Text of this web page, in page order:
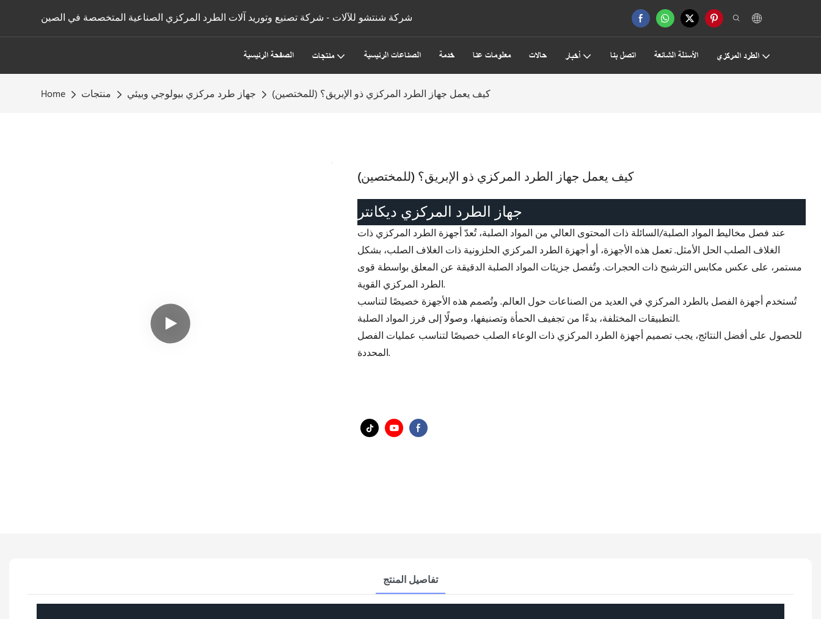
شركة شنتشو للآلات - شركة تصنيع وتوريد آلات الطرد المركزي الصناعية المتخصصة في الصين
الصفحة الرئيسية منتجات الصناعات الرئيسية خدمة معلومات عنا حالات أخبار اتصل بنا الأسئلة الشائعة الطرد المركزي
Home منتجات جهاز طرد مركزي بيولوجي وبيئي كيف يعمل جهاز الطرد المركزي ذو الإبريق؟ (للمختصين)
كيف يعمل جهاز الطرد المركزي ذو الإبريق؟ (للمختصين)
جهاز الطرد المركزي ديكانتر
عند فصل مخاليط المواد الصلبة/السائلة ذات المحتوى العالي من المواد الصلبة، تُعدّ أجهزة الطرد المركزي ذات
الغلاف الصلب الحل الأمثل. تعمل هذه الأجهزة، أو أجهزة الطرد المركزي الحلزونية ذات الغلاف الصلب، بشكل
مستمر، على عكس مكابس الترشيح ذات الحجرات. وتُفصل جزيئات المواد الصلبة الدقيقة عن المعلق بواسطة قوى
الطرد المركزي القوية.
تُستخدم أجهزة الفصل بالطرد المركزي في العديد من الصناعات حول العالم. وتُصمم هذه الأجهزة خصيصًا لتناسب
التطبيقات المختلفة، بدءًا من تجفيف الحمأة وتصنيفها، وصولًا إلى فرز المواد الصلبة.
للحصول على أفضل النتائج، يجب تصميم أجهزة الطرد المركزي ذات الوعاء الصلب خصيصًا لتناسب عمليات الفصل
المحددة.
تفاصيل المنتج